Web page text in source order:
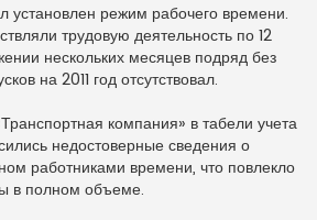
установлен режим рабочего времени.
трудовую деятельность по 12
нескольких месяцев подряд без
на 2011 год отсутствовал.
компания» в табели учета
недостоверные сведения о
работниками времени, что повлекло
в полном объеме.